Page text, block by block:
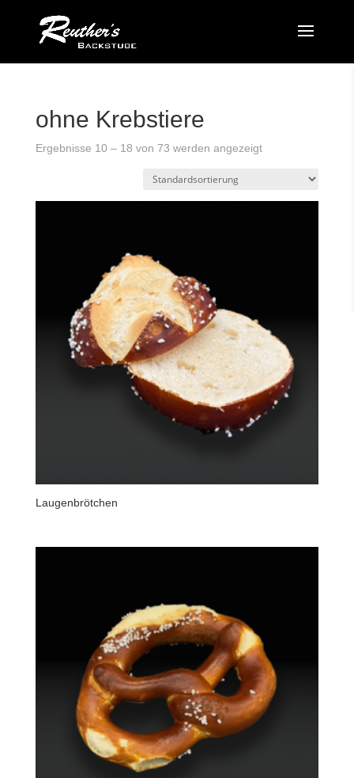
ohne Krebstiere
Ergebnisse 10 – 18 von 73 werden angezeigt
Laugenbrötchen